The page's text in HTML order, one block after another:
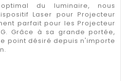
du luminaire, nous
Laser pour Projecteur
parfait pour les Projecteur
Grâce à sa grande portée,
point désiré depuis n'importe